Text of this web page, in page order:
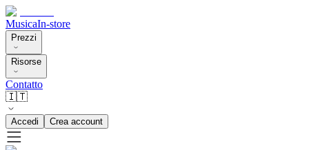
MusicaIn-store
Prezzi
Risorse
Contatto
🇮🇹
Accedi Crea account